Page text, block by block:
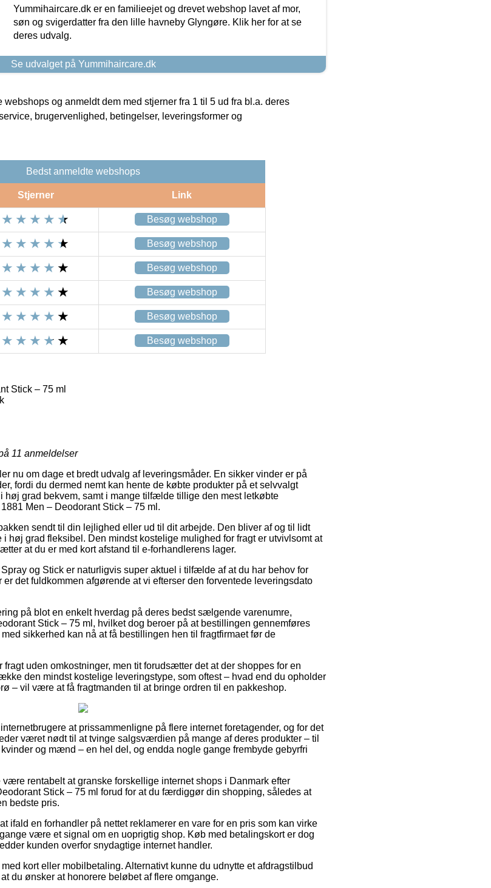
Yummihaircare.dk er en familieejet og drevet webshop lavet af mor,
søn og svigerdatter fra den lille havneby Glyngøre. Klik her for at se
deres udvalg.
Se udvalget på Yummihaircare.dk
og anmeldt dem med stjerner fra 1 til 5 ud fra bl.a. deres
brugervenlighed, betingelser, leveringsformer og
Bedst anmeldte webshops
Stjerner Link
Besøg webshop
Besøg webshop
Besøg webshop
Besøg webshop
Besøg webshop
Besøg webshop
Stick – 75 ml
11 anmeldelser
nu om dage et bredt udvalg af leveringsmåder. En sikker vinder er på
fordi du dermed nemt kan hente de købte produkter på et selvvalgt
høj grad bekvem, samt i mange tilfælde tillige den mest letkøbte
Men – Deodorant Stick – 75 ml.
sendt til din lejlighed eller ud til dit arbejde. Den bliver af og til lidt
høj grad fleksibel. Den mindst kostelige mulighed for fragt er utvivlsomt at
at du er med kort afstand til e-forhandlerens lager.
og Stick er naturligvis super aktuel i tilfælde af at du har behov for
det fuldkommen afgørende at vi efterser den forventede leveringsdato
på blot en enkelt hverdag på deres bedst sælgende varenumre,
Stick – 75 ml, hvilket dog beroer på at bestillingen gennemføres
sikkerhed kan nå at få bestillingen hen til fragtfirmaet før de
uden omkostninger, men tit forudsætter det at der shoppes for en
den mindst kostelige leveringstype, som oftest – hvad end du opholder
– vil være at få fragtmanden til at bringe ordren til en pakkeshop.
at prissammenligne på flere internet foretagender, og for det
været nødt til at tvinge salgsværdien på mange af deres produkter – til
og mænd – en hel del, og endda nogle gange frembyde gebyrfri
rentabelt at granske forskellige internet shops i Danmark efter
Stick – 75 ml forud for at du færdiggør din shopping, således at
bedste pris.
ifald en forhandler på nettet reklamerer en vare for en pris som kan virke
være et signal om en uoprigtig shop. Køb med betalingskort er dog
kunden overfor snydagtige internet handler.
kort eller mobilbetaling. Alternativt kunne du udnytte et afdragstilbud
du ønsker at honorere beløbet af flere omgange.